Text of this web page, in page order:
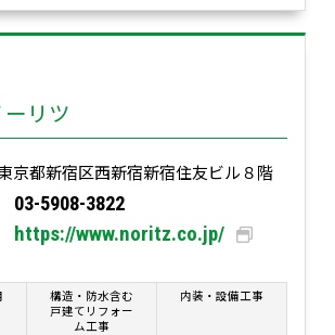
リツ
京都新宿区西新宿新宿住友ビル８階
03-5908-3822
https://www.noritz.co.jp/
構造・防水含む
戸建てリフォー
ム工事
内装・設備工事